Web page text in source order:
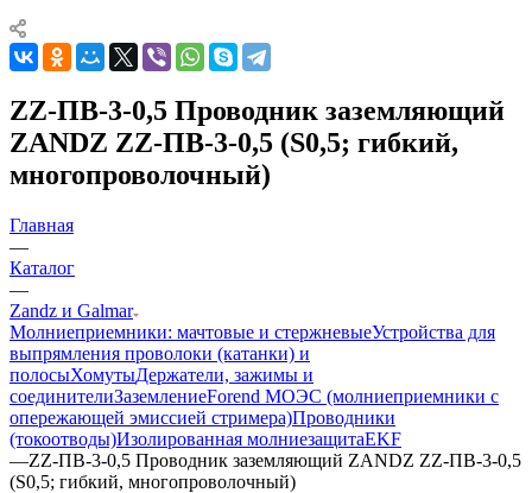
ZZ-ПВ-3-0,5 Проводник заземляющий
ZANDZ ZZ-ПВ-3-0,5 (S0,5; гибкий,
многопроволочный)
Главная
—
Каталог
—
Zandz и Galmar
Молниеприемники: мачтовые и стержневыеУстройства для
выпрямления проволоки (катанки) и
полосыХомутыДержатели, зажимы и
соединителиЗаземлениеForend МОЭС (молниеприемники с
опережающей эмиссией стримера)Проводники
(токоотводы)Изолированная молниезащитаEKF
—ZZ-ПВ-3-0,5 Проводник заземляющий ZANDZ ZZ-ПВ-3-0,5
(S0,5; гибкий, многопроволочный)